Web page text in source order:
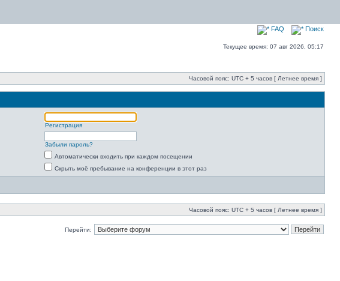
FAQ Поиск
Текущее время: 07 авг 2026, 05:17
Часовой пояс: UTC + 5 часов [ Летнее время ]
Регистрация
Забыли пароль?
Автоматически входить при каждом посещении
Скрыть моё пребывание на конференции в этот раз
Часовой пояс: UTC + 5 часов [ Летнее время ]
Перейти: